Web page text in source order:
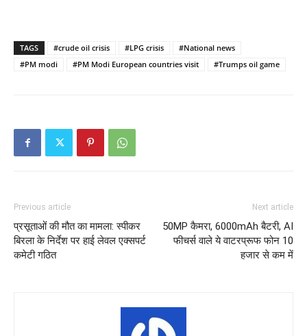
TAGS #crude oil crisis #LPG crisis
#National news
#PM modi
#PM Modi European countries visit #Trumps oil game
Previous article
प्रसूताओं की मौत का मामला: स्पीकर
बिरला के निर्देश पर हाई लेवल एक्सपर्ट
कमेटी गठित
Next article
50MP कैमरा, 6000mAh बैटरी, AI
फीचर्स वाले ये वाटरप्रूफ फोन 10
हजार से कम में